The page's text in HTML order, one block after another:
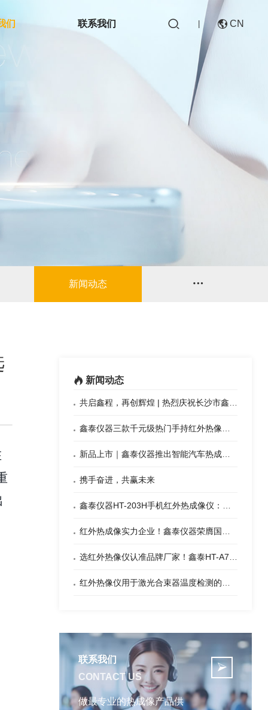
们 联系我们   CN
EN
新闻动态 
 新闻动态
共启鑫程，再创辉煌 | 热烈庆祝长沙市鑫泰仪器有限公司盛大开业！
鑫泰仪器三款千元级热门手持红外热像仪 哪款适合你
新品上市｜鑫泰仪器推出智能汽车热成像一体机
携手奋进，共赢未来
鑫泰仪器HT-203H手机红外热成像仪：手机秒变专业热像仪？
红外热成像实力企业！鑫泰仪器荣膺国家级专精特新 “小巨人”
选红外热像仪认准品牌厂家！鑫泰HT-A703单目手持热像望远镜企业，品质保障！
红外热像仪用于激光合束器温度检测的优势
联系我们
CONTACT US
做最专业的热成像产品供
